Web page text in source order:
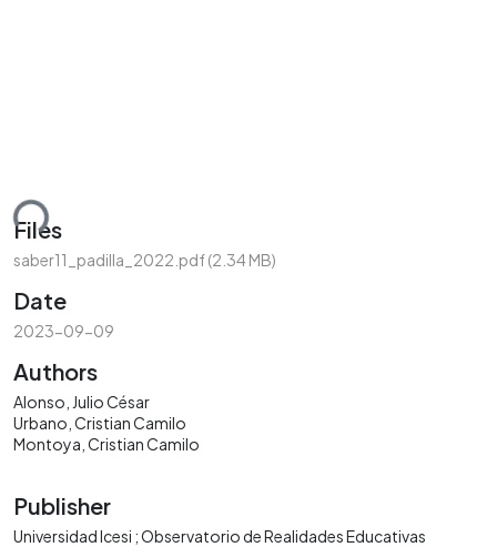
Files
saber11_padilla_2022.pdf(2.34 MB)
Date
2023-09-09
Authors
Alonso, Julio César
Urbano, Cristian Camilo
Montoya, Cristian Camilo
Publisher
Universidad Icesi ; Observatorio de Realidades Educativas